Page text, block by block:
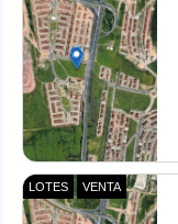
LOTES VENTA